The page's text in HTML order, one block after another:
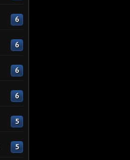
6
6
6
6
5
5